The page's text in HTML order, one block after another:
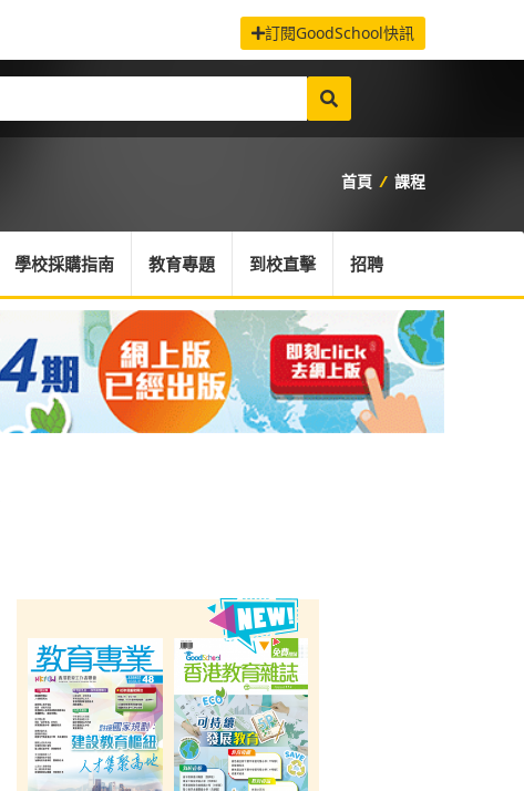
訂閱GoodSchool快訊
首頁 / 課程
學校採購指南 教育專題 到校直擊 招聘